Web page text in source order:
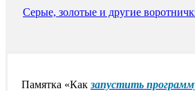
Серые, золотые и другие
Памятка «Как запустить